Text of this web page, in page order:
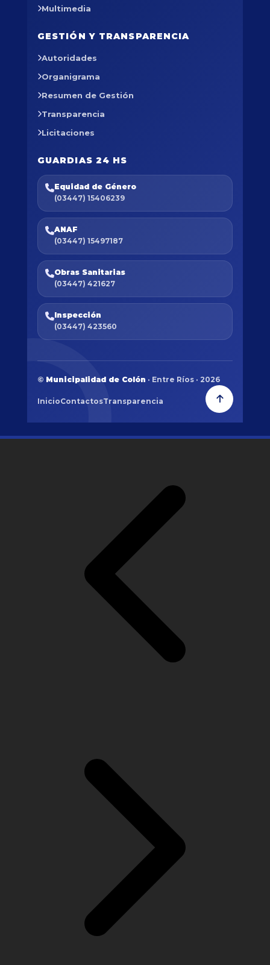
Multimedia
GESTIÓN Y TRANSPARENCIA
Autoridades
Organigrama
Resumen de Gestión
Transparencia
Licitaciones
GUARDIAS 24 HS
Equidad de Género
(03447) 15406239
ANAF
(03447) 15497187
Obras Sanitarias
(03447) 421627
Inspección
(03447) 423560
© Municipalidad de Colón · Entre Ríos · 2026
InicioContactosTransparencia